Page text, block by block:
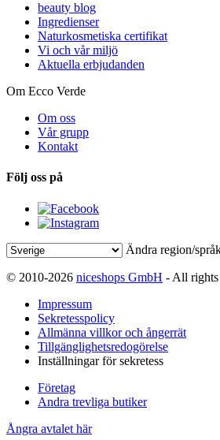
beauty blog
Ingredienser
Naturkosmetiska certifikat
Vi och vår miljö
Aktuella erbjudanden
Om Ecco Verde
Om oss
Vår grupp
Kontakt
Följ oss på
Ändra region/
© 2010-2026 niceshops GmbH - All rights
Impressum
Sekretesspolicy
Allmänna villkor och ångerrät
Tillgänglighetsredogörelse
Inställningar för sekretess
Företag
Andra trevliga butiker
Ångra avtalet här